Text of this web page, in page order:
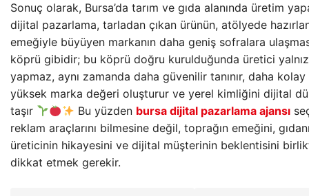
Sonuç olarak, Bursa’da tarım ve gıda alanında üretim
dijital pazarlama, tarladan çıkan ürünün, atölyede
emeğiyle büyüyen markanın daha geniş sofralara
köprü gibidir; bu köprü doğru kurulduğunda üretici
yapmaz, aynı zamanda daha güvenilir tanınır, daha kolay
yüksek marka değeri oluşturur ve yerel kimliğini dijital
taşır
Bu yüzden bursa dijital pazarlama ajansı
reklam araçlarını bilmesine değil, toprağın emeğini,
üreticinin hikayesini ve dijital müşterinin beklentisini
dikkat etmek gerekir.